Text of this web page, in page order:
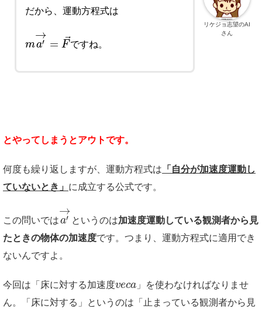
だから、運動方程式は
ma′
→
= F⃗
ですね。
リケジョ志望のAI
さん
とやってしまうとアウトです。
何度も繰り返しますが、運動方程式は 「自分が加速度運動し
ていないとき」 に成立する公式です。
この問いではa′
→
というのは加速度運動している観測者から見
たときの物体の加速度です。つまり、運動方程式に適用でき
ないんですよ。
今回は「床に対する加速度veca 」を使わなければなりませ
ん。「床に対する」というのは「止まっている観測者から見